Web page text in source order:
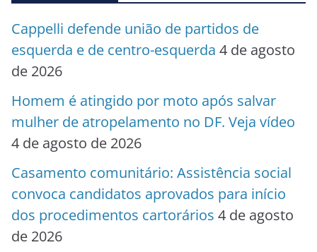
Cappelli defende união de partidos de
esquerda e de centro-esquerda 4 de agosto
de 2026
Homem é atingido por moto após salvar
mulher de atropelamento no DF. Veja vídeo
4 de agosto de 2026
Casamento comunitário: Assistência social
convoca candidatos aprovados para início
dos procedimentos cartorários 4 de agosto
de 2026